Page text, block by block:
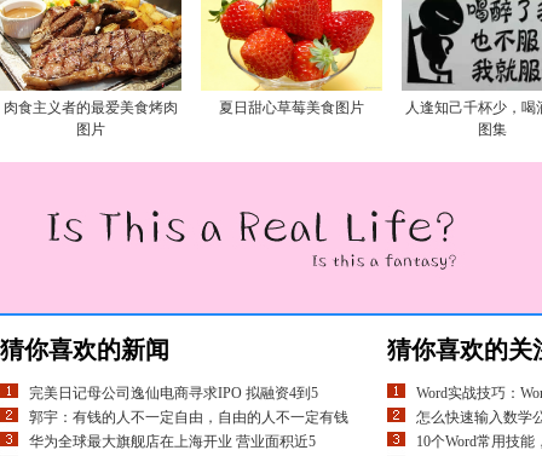
肉食主义者的最爱美食烤肉
图片
夏日甜心草莓美食图片
人逢知己千杯少，喝
图集
猜你喜欢的新闻
完美日记母公司逸仙电商寻求IPO 拟融资4到5
郭宇：有钱的人不一定自由，自由的人不一定有钱
华为全球最大旗舰店在上海开业 营业面积近5
猜你喜欢的关
Word实战技巧：
怎么快速输入数学
10个Word常用技